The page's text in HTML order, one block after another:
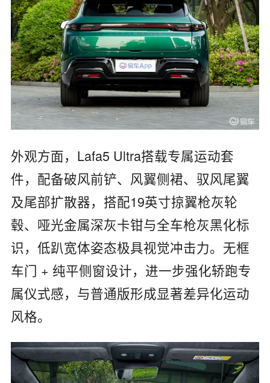
外观方面，Lafa5 Ultra搭载专属运动套
件，配备破风前铲、风翼侧裙、驭风尾翼
及尾部扩散器，搭配19英寸掠翼枪灰轮
毂、哑光金属深灰卡钳与全车枪灰黑化标
识，低趴宽体姿态极具视觉冲击力。无框
车门 + 纯平侧窗设计，进一步强化轿跑专
属仪式感，与普通版形成显著差异化运动
风格。